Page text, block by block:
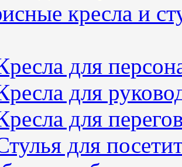
кресла и
для
для
для
для